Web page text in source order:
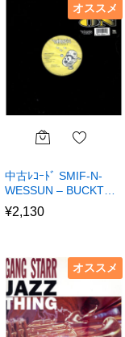
オススメ
中古ﾚｺｰﾄﾞ SMIF-N-
WESSUN – BUCKT…
¥2,130
オススメ